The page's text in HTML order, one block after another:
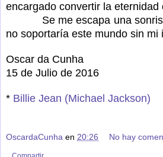
encargado convertir la eternidad
Se me escapa una sonrisa
no soportaría este mundo sin mi
Oscar da Cunha
15 de Julio de 2016
* Billie Jean (Michael Jackson)
OscardaCunha en 20:26 No hay